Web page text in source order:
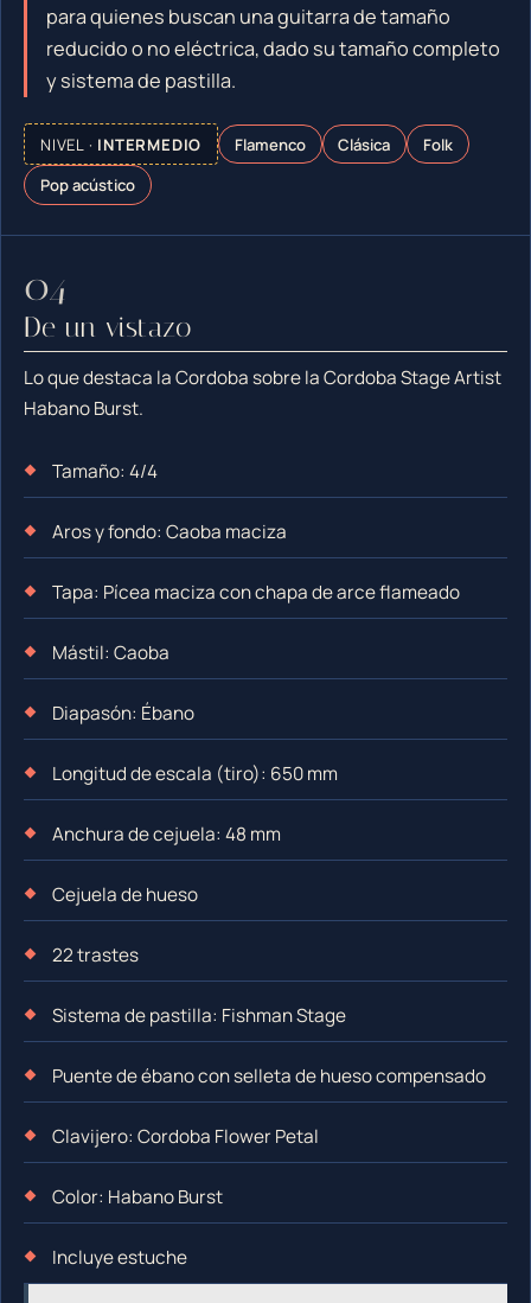
para quienes buscan una guitarra de tamaño
reducido o no eléctrica, dado su tamaño completo
y sistema de pastilla.
NIVEL · INTERMEDIO Flamenco Clásica
Folk
Pop acústico
De un vistazo
Lo que destaca la Cordoba sobre la Cordoba Stage Artist
Habano Burst.
Tamaño: 4/4
Aros y fondo: Caoba maciza
Tapa: Pícea maciza con chapa de arce flameado
Mástil: Caoba
Diapasón: Ébano
Longitud de escala (tiro): 650 mm
Anchura de cejuela: 48 mm
Cejuela de hueso
22 trastes
Sistema de pastilla: Fishman Stage
Puente de ébano con selleta de hueso compensado
Clavijero: Cordoba Flower Petal
Color: Habano Burst
Incluye estuche